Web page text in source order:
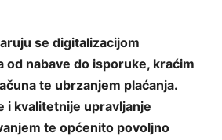
se digitalizacijom
od nabave do isporuke, kraćim
te ubrzanjem plaćanja.
i kvalitetnije upravljanje
te općenito povoljno